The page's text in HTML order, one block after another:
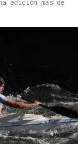
edición más de